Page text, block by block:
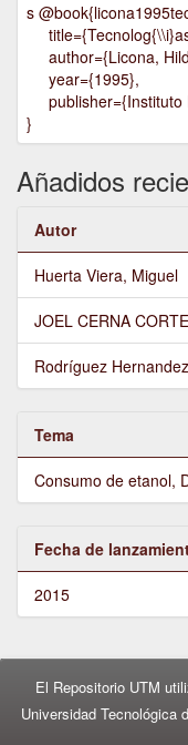
s
author={Licona,
year={1995},
publisher={Instituto
}
Añadidos
Autor
Huerta Viera, Miguel
JOEL CERNA
Rodríguez
Tema
Consumo de etanol,
Fecha de
2015
El Repositorio UTM
Universidad Tecnológica